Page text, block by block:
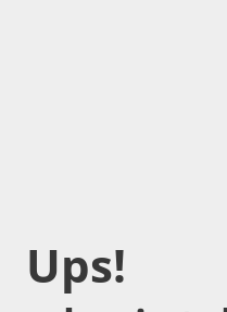
Ups!